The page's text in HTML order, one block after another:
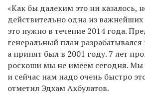
«Как бы далеким это ни казалось,
действительно одна из важнейших
это нужно в течение 2014 года.
генеральный план разрабатывался
а принят был в 2001 году. 7 лет
роскоши мы не имеем сегодня. Мы
и сейчас нам надо очень быстро
отметил Эдхам Акбулатов.